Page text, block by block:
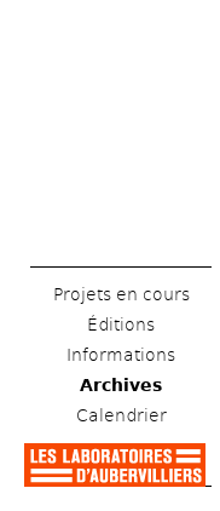
Projets en cours
Éditions
Informations
Archives
Calendrier